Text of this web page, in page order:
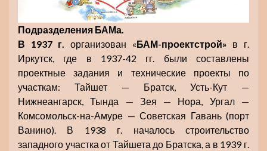
Подразделения БАМа.
В 1937 г. организован «БАМ-проектстрой» в г.
Иркутск, где в 1937-42 гг. были составлены
проектные задания и технические проекты по
участкам: Тайшет — Братск, Усть-Кут —
Нижнеангарск, Тында — Зея — Нора, Ургал —
Комсомольск-на-Амуре — Советская Гавань (порт
Ванино). В 1938 г. началось строительство
западного участка от Тайшета до Братска, а в 1939 г.